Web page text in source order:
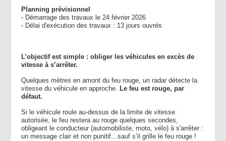
Planning prévisionnel
- Démarrage des travaux le 24 février 2026
- Délai d'exécution des travaux : 13 jours ouvrés
L’objectif est simple : obliger les véhicules en excès de
vitesse à s’arrêter.
Quelques mètres en amont du feu rouge, un radar détecte la
vitesse du véhicule en approche. Le feu est rouge, par
défaut.
Si le véhicule roule au-dessus de la limite de vitesse
autorisée, le feu restera au rouge quelques secondes,
obligeant le conducteur (automobiliste, moto, vélo) à s'arrêter :
un message clair et non punitif…sauf s’il grille le feu rouge !